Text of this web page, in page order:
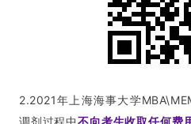
2.2021年上海海事大学
调剂过程中不向考生收取任何费